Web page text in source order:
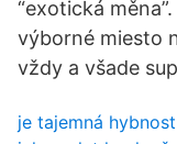
“exotická
výborné miesto
vždy a všade
je tajemná